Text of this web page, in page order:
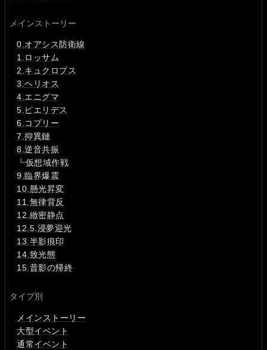
メインストーリー
0.オアシス防衛線
1.ロッサム
2.キュクロプス
3.ヘリオス
4.エニグマ
5.ピエリデス
6.コプリー
7.抑異鏈
8.逆音共振
┗仮想域作戦
9.臨界爆震
10.懸光昇変
11.無律背反
12.緻密静点
12.5.浸夢迎光
13.半影痕印
14.致光態
15.昔影の帰終
タイプ別
メインストーリー
大型イベント
通常イベント